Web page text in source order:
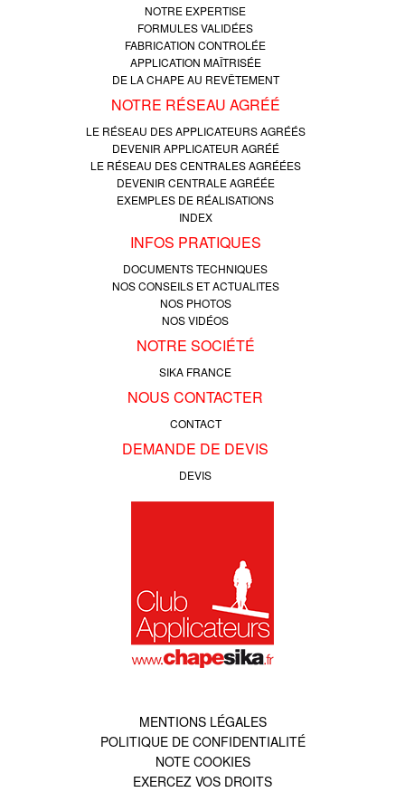
NOTRE EXPERTISE
FORMULES VALIDÉES
FABRICATION CONTROLÉE
APPLICATION MAÎTRISÉE
DE LA CHAPE AU REVÊTEMENT
NOTRE RÉSEAU AGRÉÉ
LE RÉSEAU DES APPLICATEURS AGRÉÉS
DEVENIR APPLICATEUR AGRÉÉ
LE RÉSEAU DES CENTRALES AGRÉÉES
DEVENIR CENTRALE AGRÉÉE
EXEMPLES DE RÉALISATIONS
INDEX
INFOS PRATIQUES
DOCUMENTS TECHNIQUES
NOS CONSEILS ET ACTUALITES
NOS PHOTOS
NOS VIDÉOS
NOTRE SOCIÉTÉ
SIKA FRANCE
NOUS CONTACTER
CONTACT
DEMANDE DE DEVIS
DEVIS
MENTIONS LÉGALES
POLITIQUE DE CONFIDENTIALITÉ
NOTE COOKIES
EXERCEZ VOS DROITS